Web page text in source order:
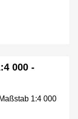
000 -
1:4 000